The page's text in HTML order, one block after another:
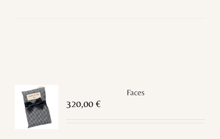
Faces
320,00 €